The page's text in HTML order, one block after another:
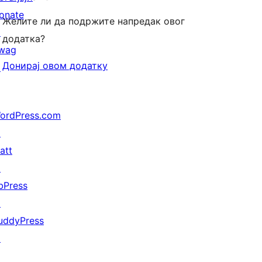
Желите ли да подржите напредак овог
додатка?
Донирај овом додатку